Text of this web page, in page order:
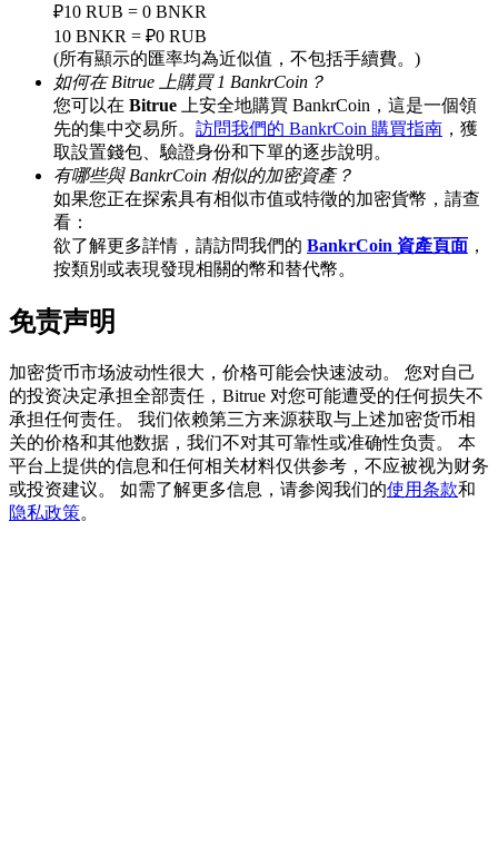
充值CASHCAT & 赢取
充值CASHCAT & 赢取
瓜分 500000 CASHCAT 獎池
BitMart 用戶遷移專享
註冊&交易贏 500,000 USDT
₽10 RUB = 0 BNKR
10 BNKR = ₽0 RUB
(所有顯示的匯率均為近似值，不包括手續費。)
如何在 Bitrue 上購買 1 BankrCoin？
您可以在 Bitrue 上安全地購買 BankrCoin，這是一個領
先的集中交易所。 訪問我們的 BankrCoin 購買指南 ，獲
取設置錢包、驗證身份和下單的逐步說明。
有哪些與 BankrCoin 相似的加密資產？
如果您正在探索具有相似市值或特徵的加密貨幣，請查
看：
欲了解更多詳情，請訪問我們的 BankrCoin 資產頁面 ，
按類別或表現發現相關的幣和替代幣。
免责声明
加密货币市场波动性很大，价格可能会快速波动。 您对自己
的投资决定承担全部责任，Bitrue 对您可能遭受的任何损失不
承担任何责任。 我们依赖第三方来源获取与上述加密货币相
关的价格和其他数据，我们不对其可靠性或准确性负责。 本
平台上提供的信息和任何相关材料仅供参考，不应被视为财务
或投资建议。 如需了解更多信息，请参阅我们的使用条款和
隐私政策。